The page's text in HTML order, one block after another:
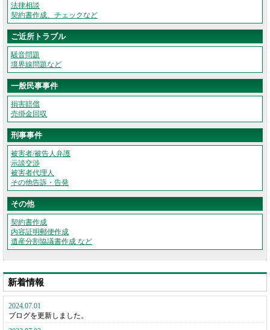
法律相談
契約書作成、チェックなど
ご近所トラブル
騒音問題
境界線問題など
一般民事事件
損害賠償
売掛金回収
刑事事件
被害者/被告人弁護
示談交渉
被害者代理人
その他告訴・告発
その他
契約書作成
内容証明郵便作成
遺産分割協議書作成 など
新着情報
2024.07.01
ブログを更新しました。